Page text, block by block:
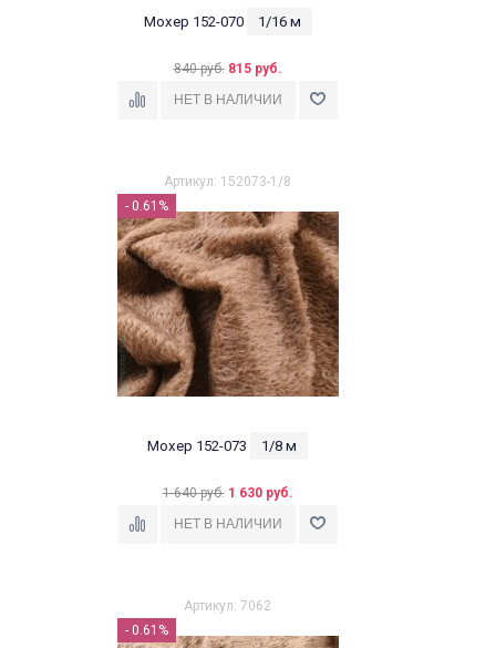
Мохер 152-070 1/16 м
840 руб. 815 руб.
Артикул: 152073-1/8
- 0.61%
Мохер 152-073 1/8 м
1 640 руб. 1 630 руб.
Артикул: 7062
- 0.61%